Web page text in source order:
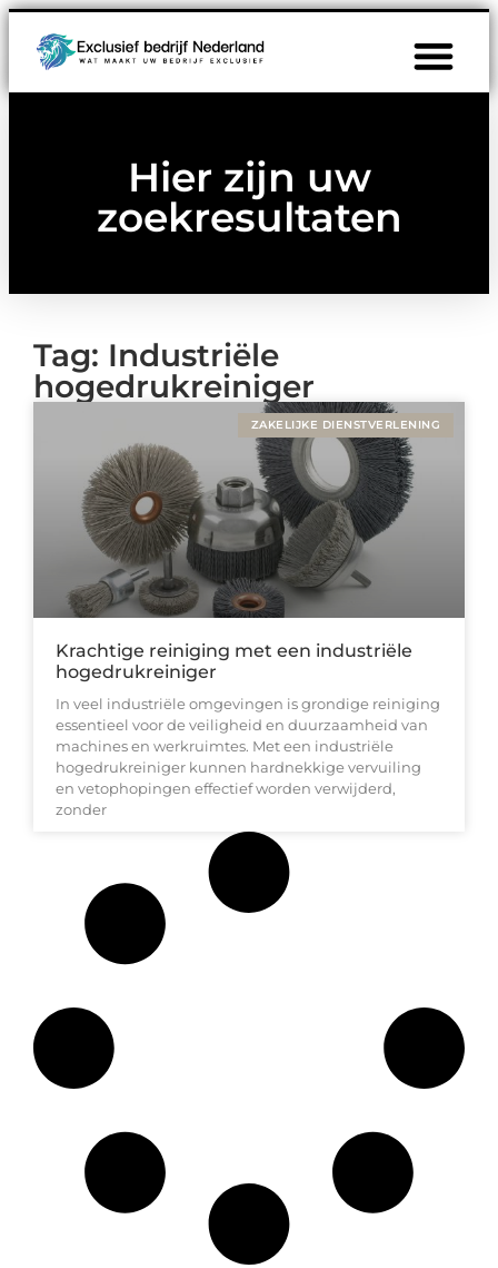
Hier zijn uw
zoekresultaten
Tag: Industriële
hogedrukreiniger
ZAKELIJKE DIENSTVERLENING
Krachtige reiniging met een industriële
hogedrukreiniger
In veel industriële omgevingen is grondige reiniging
essentieel voor de veiligheid en duurzaamheid van
machines en werkruimtes. Met een industriële
hogedrukreiniger kunnen hardnekkige vervuiling
en vetophopingen effectief worden verwijderd,
zonder